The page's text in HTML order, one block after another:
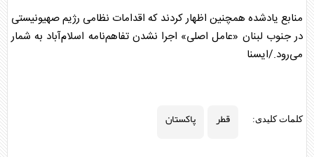
منابع یادشده همچنین اظهار کردند که اقدامات نظامی رژیم صهیونیستی
در جنوب لبنان «عامل اصلی» اجرا نشدن تفاهم‌نامه اسلام‌آباد به شمار
می‌رود./ایسنا
کلمات کلیدی: قطر پاکستان